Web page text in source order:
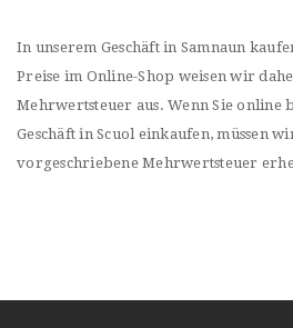
In unserem Geschäft in Samnaun
Preise im Online-Shop weisen wir
Mehrwertsteuer aus. Wenn Sie online
Geschäft in Scuol einkaufen, müssen
vorgeschriebene Mehrwertsteuer